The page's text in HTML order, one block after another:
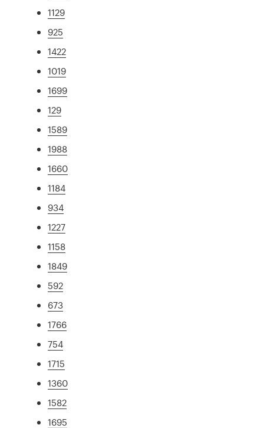
1129
925
1422
1019
1699
129
1589
1988
1660
1184
934
1227
1158
1849
592
673
1766
754
1715
1360
1582
1695